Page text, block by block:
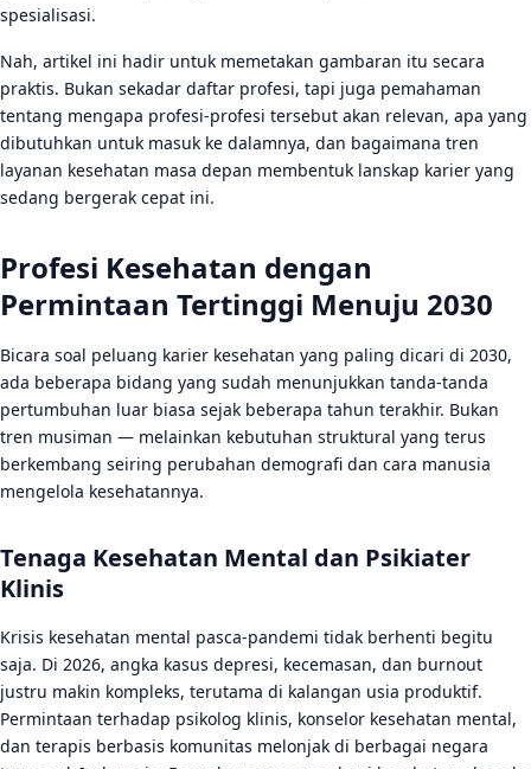
Berapa lama waktu yang dibutuhkan untuk berpindah
Apakah peluang karier kesehatan ini tersedia di
Indonesia atau hanya di luar negeri?
spesialisasi.
Nah, artikel ini hadir untuk memetakan gambaran itu secara
praktis. Bukan sekadar daftar profesi, tapi juga pemahaman
tentang mengapa profesi-profesi tersebut akan relevan, apa yang
dibutuhkan untuk masuk ke dalamnya, dan bagaimana tren
layanan kesehatan masa depan membentuk lanskap karier yang
sedang bergerak cepat ini.
Profesi Kesehatan dengan
Permintaan Tertinggi Menuju 2030
Bicara soal peluang karier kesehatan yang paling dicari di 2030,
ada beberapa bidang yang sudah menunjukkan tanda-tanda
pertumbuhan luar biasa sejak beberapa tahun terakhir. Bukan
tren musiman — melainkan kebutuhan struktural yang terus
berkembang seiring perubahan demografi dan cara manusia
mengelola kesehatannya.
Tenaga Kesehatan Mental dan Psikiater
Klinis
Krisis kesehatan mental pasca-pandemi tidak berhenti begitu
saja. Di 2026, angka kasus depresi, kecemasan, dan burnout
justru makin kompleks, terutama di kalangan usia produktif.
Permintaan terhadap psikolog klinis, konselor kesehatan mental,
dan terapis berbasis komunitas melonjak di berbagai negara